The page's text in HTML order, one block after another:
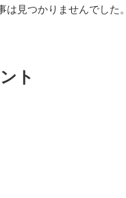
は見つかりませんでした。
ト